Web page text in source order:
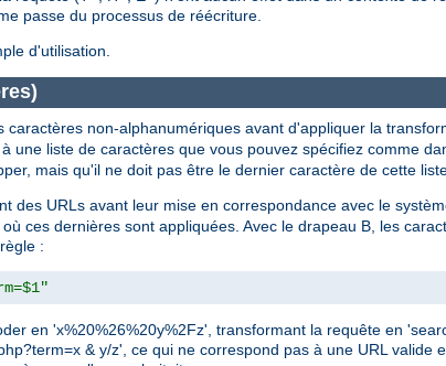
passe du processus de réécriture.
d'utilisation.
caractères non-alphanumériques avant d'appliquer la
une liste de caractères que vous pouvez spécifiez comme
mais qu'il ne doit pas être le dernier caractère de cette
des URLs avant leur mise en correspondance avec le
ces dernières sont appliquées. Avec le drapeau B, les
:
en 'x%20%26%20y%2Fz', transformant la requête en
& y/z', ce qui ne correspond pas à une URL valide